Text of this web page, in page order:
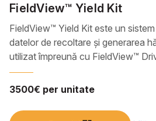
FieldView™ Yield Kit
FieldView™ Yield Kit este un
datelor de recoltare și generarea
utilizat împreună cu FieldView™
3500€ per unitate